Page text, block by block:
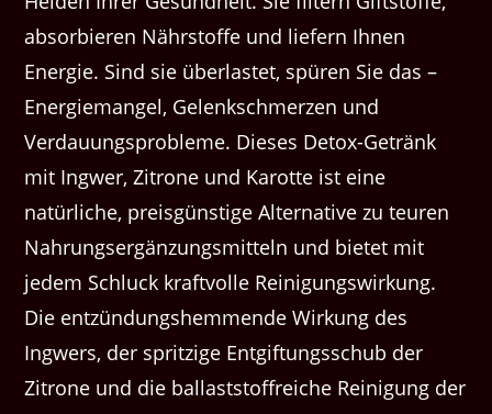
absorbieren Nährstoffe und liefern Ihnen
Energie. Sind sie überlastet, spüren Sie das –
Energiemangel, Gelenkschmerzen und
Verdauungsprobleme. Dieses Detox-Getränk
mit Ingwer, Zitrone und Karotte ist eine
natürliche, preisgünstige Alternative zu teuren
Nahrungsergänzungsmitteln und bietet mit
jedem Schluck kraftvolle Reinigungswirkung.
Die entzündungshemmende Wirkung des
Ingwers, der spritzige Entgiftungsschub der
Zitrone und die ballaststoffreiche Reinigung der